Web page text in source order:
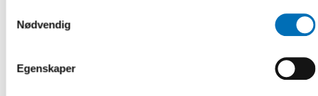
Nødvendig
Egenskaper